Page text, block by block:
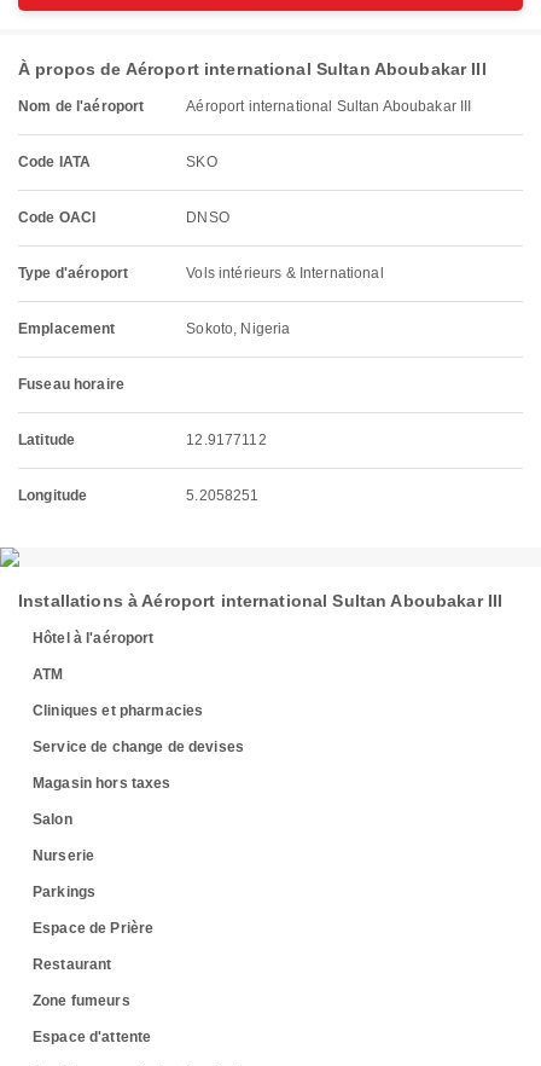
À propos de Aéroport international Sultan Aboubakar III
Nom de l'aéroport Aéroport international Sultan Aboubakar III
Code IATA SKO
Code OACI DNSO
Type d'aéroport Vols intérieurs & International
Emplacement Sokoto, Nigeria
Fuseau horaire
Latitude 12.9177112
Longitude 5.2058251
Installations à Aéroport international Sultan Aboubakar III
Hôtel à l'aéroport
ATM
Cliniques et pharmacies
Service de change de devises
Magasin hors taxes
Salon
Nurserie
Parkings
Espace de Prière
Restaurant
Zone fumeurs
Espace d'attente